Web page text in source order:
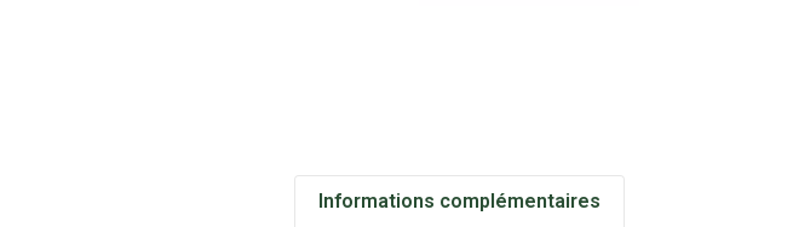
Informations complémentaires